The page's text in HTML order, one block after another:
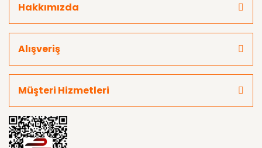
Hakkımızda
Alışveriş
Müşteri Hizmetleri